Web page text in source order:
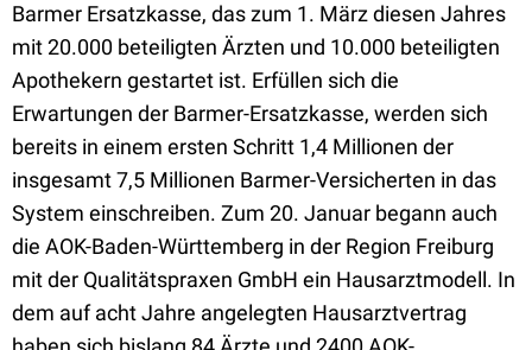
Barmer Ersatzkasse, das zum 1. März diesen Jahres
mit 20.000 beteiligten Ärzten und 10.000 beteiligten
Apothekern gestartet ist. Erfüllen sich die
Erwartungen der Barmer-Ersatzkasse, werden sich
bereits in einem ersten Schritt 1,4 Millionen der
insgesamt 7,5 Millionen Barmer-Versicherten in das
System einschreiben. Zum 20. Januar begann auch
die AOK-Baden-Württemberg in der Region Freiburg
mit der Qualitätspraxen GmbH ein Hausarztmodell. In
dem auf acht Jahre angelegten Hausarztvertrag